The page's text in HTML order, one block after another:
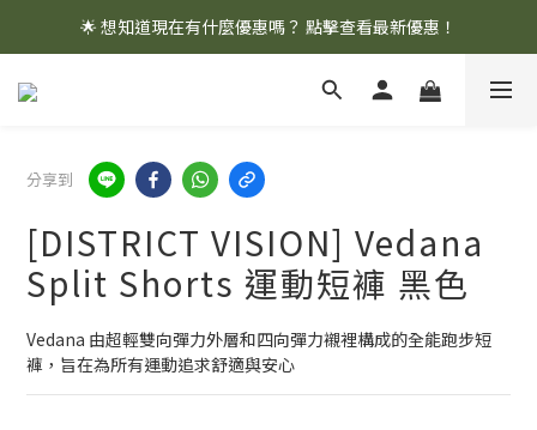
🌟 想知道現在有什麼優惠嗎？ 點擊查看最新優惠！
🌟 想知道現在有什麼優惠嗎？ 點擊查看最新優惠！
全館消費滿 $1,000 即享免運優惠
分享到
[DISTRICT VISION] Vedana
Split Shorts 運動短褲 黑色
Vedana 由超輕雙向彈力外層和四向彈力襯裡構成的全能跑步短
褲，旨在為所有運動追求舒適與安心